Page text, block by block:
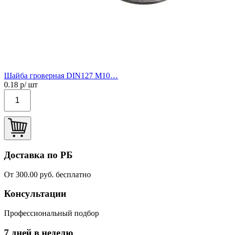
Шайба гроверная DIN127 М10…
0.18 р/ шт
Доставка по РБ
От 300.00 руб. бесплатно
Консультации
Профессиональный подбор
7 дней в неделю